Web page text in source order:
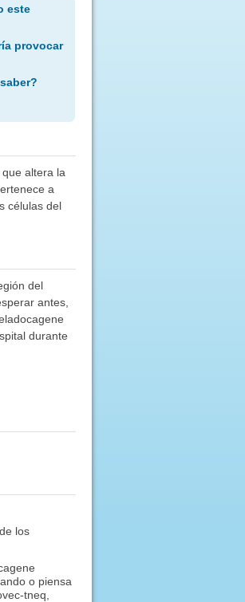
este
provocar
altera la
a
células del
del
antes,
durante
los
o piensa
tneq,